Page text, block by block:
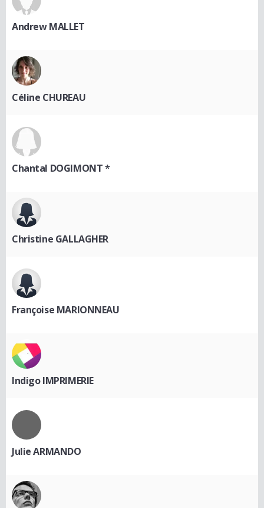
Andrew MALLET
Céline CHUREAU
Chantal DOGIMONT *
Christine GALLAGHER
Françoise MARIONNEAU
Indigo IMPRIMERIE
Julie ARMANDO